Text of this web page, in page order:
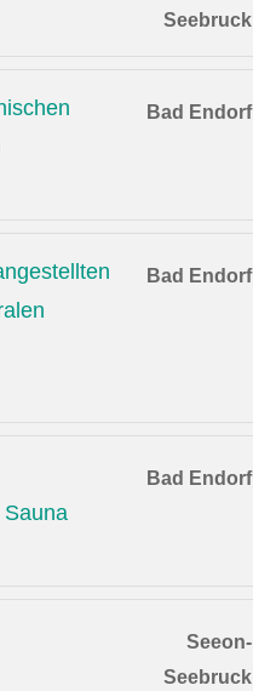
Seebruck
Bad Endorf
Bad Endorf
Bad Endorf
Seeon-
Seebruck